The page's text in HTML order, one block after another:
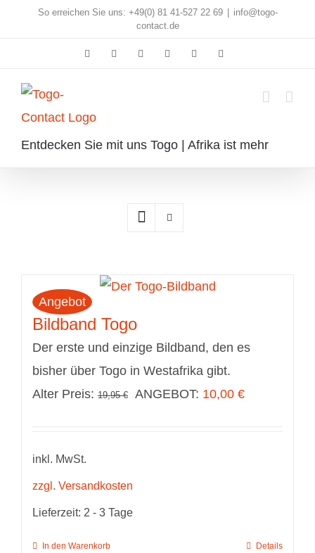
So erreichen Sie uns: +49(0) 81 41-527 22 69
info@togo-
contact.de
FacebookInstagramPinterest
Entdecken Sie mit uns Togo | Afrika ist mehr
Angebot
Bildband Togo
Der erste und einzige Bildband, den es
bisher über Togo in Westafrika gibt.
Alter Preis: 19,95€
Ursprünglicher
ANGEBOT: 10,00 €Aktueller
inkl. MwSt.
zzgl. Versandkosten
Lieferzeit: 2 - 3 Tage
In den Warenkorb Details